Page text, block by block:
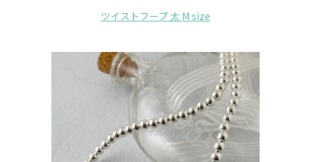
ツイストフープ 太 M size